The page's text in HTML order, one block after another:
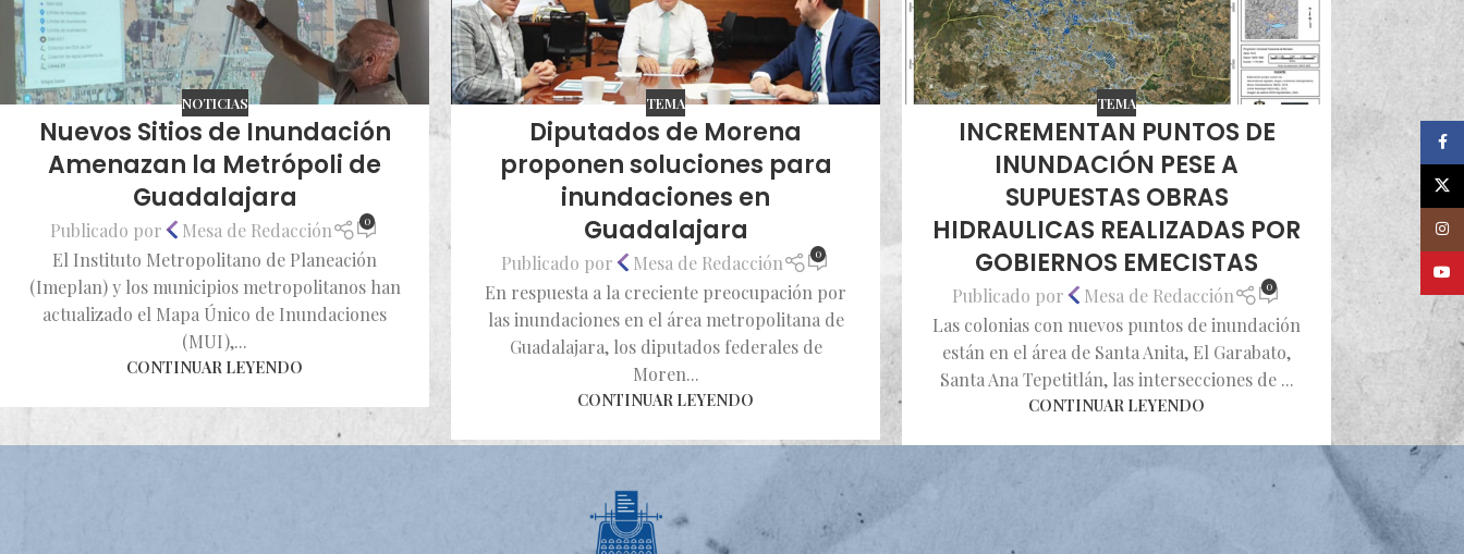
NOTICIAS
Nuevos Sitios de Inundación
Amenazan la Metrópoli de
Guadalajara
Publicado por Mesa de Redacción 0
El Instituto Metropolitano de Planeación
(Imeplan) y los municipios metropolitanos han
actualizado el Mapa Único de Inundaciones
(MUI),...
CONTINUAR LEYENDO
TEMA
Diputados de Morena
proponen soluciones para
inundaciones en
Guadalajara
Publicado por Mesa de Redacción 0
En respuesta a la creciente preocupación por
las inundaciones en el área metropolitana de
Guadalajara, los diputados federales de
Moren...
CONTINUAR LEYENDO
TEMA
INCREMENTAN PUNTOS DE
INUNDACIÓN PESE A
SUPUESTAS OBRAS
HIDRAULICAS REALIZADAS POR
GOBIERNOS EMECISTAS
Publicado por Mesa de Redacción 0
Las colonias con nuevos puntos de inundación
están en el área de Santa Anita, El Garabato,
Santa Ana Tepetitlán, las intersecciones de ...
CONTINUAR LEYENDO